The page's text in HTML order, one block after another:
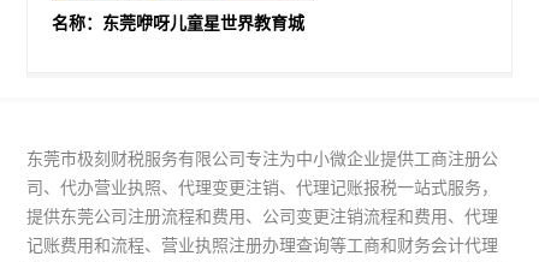
名称：东莞咿呀儿童星世界教育城
东莞市极刻财税服务有限公司专注为中小微企业提供工商注册公
司、代办营业执照、代理变更注销、代理记账报税一站式服务，
提供东莞公司注册流程和费用、公司变更注销流程和费用、代理
记账费用和流程、营业执照注册办理查询等工商和财务会计代理